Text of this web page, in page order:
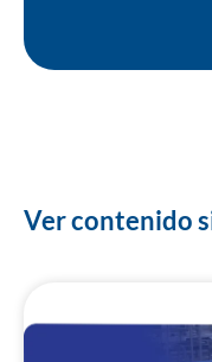
Ver contenido